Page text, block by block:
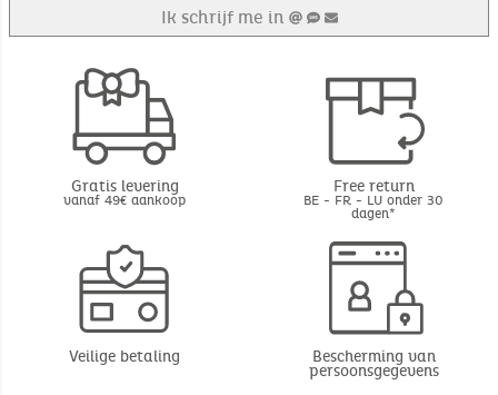
Ik schrijf me in
Gratis levering
vanaf 49€ aankoop
Free return
BE - FR - LU onder 30
dagen*
Veilige betaling Bescherming van
persoonsgegevens